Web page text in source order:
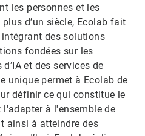
les personnes et les
d’un siècle, Ecolab fait
intégrant des solutions
fondées sur les
et des services de
unique permet à Ecolab de
définir ce qui constitue le
à l'ensemble de
ainsi à atteindre des